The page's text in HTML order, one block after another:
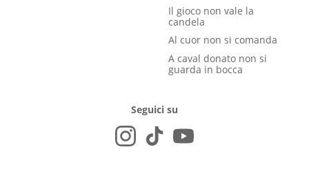
Il gioco non vale la
candela
Al cuor non si comanda
A caval donato non si
guarda in bocca
Seguici su